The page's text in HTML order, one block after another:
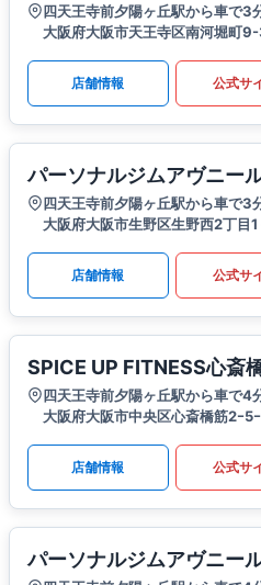
四天王寺前夕陽ヶ丘駅から車で3
大阪府大阪市天王寺区南河堀町
店舗情報 公式サ
パーソナルジムアヴニー
四天王寺前夕陽ヶ丘駅から車で3
大阪府大阪市生野区生野西2丁目
店舗情報 公式サ
SPICE UP FITNESS心斎
四天王寺前夕陽ヶ丘駅から車で4
大阪府大阪市中央区心斎橋筋2ｰ5
店舗情報 公式サ
パーソナルジムアヴニー